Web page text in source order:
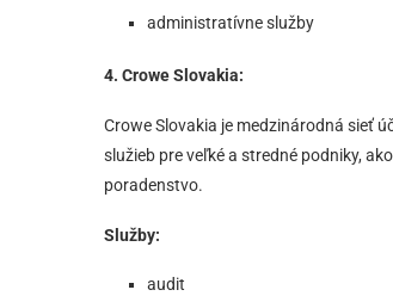
administratívne služby
4. Crowe Slovakia:
Crowe Slovakia je medzinárodná sieť
služieb pre veľké a stredné podniky,
poradenstvo.
Služby:
audit